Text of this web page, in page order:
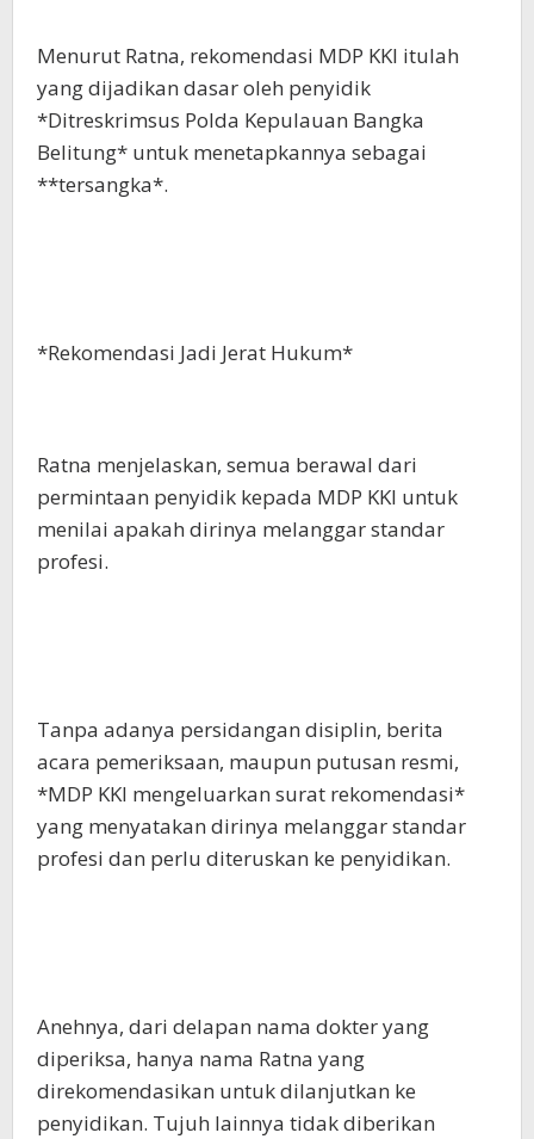
Menurut Ratna, rekomendasi MDP KKI itulah
yang dijadikan dasar oleh penyidik
*Ditreskrimsus Polda Kepulauan Bangka
Belitung* untuk menetapkannya sebagai
**tersangka*.
*Rekomendasi Jadi Jerat Hukum*
Ratna menjelaskan, semua berawal dari
permintaan penyidik kepada MDP KKI untuk
menilai apakah dirinya melanggar standar
profesi.
Tanpa adanya persidangan disiplin, berita
acara pemeriksaan, maupun putusan resmi,
*MDP KKI mengeluarkan surat rekomendasi*
yang menyatakan dirinya melanggar standar
profesi dan perlu diteruskan ke penyidikan.
Anehnya, dari delapan nama dokter yang
diperiksa, hanya nama Ratna yang
direkomendasikan untuk dilanjutkan ke
penyidikan. Tujuh lainnya tidak diberikan